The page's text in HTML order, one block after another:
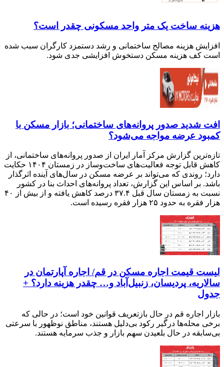
هزینه ساخت یک متر واحد مسکونی چقدر است؟
افزایش هزینه مصالح ساختمانی و رشد دستمزد کارگران سبب شده
است کف هزینه مسکن دستخوش افزایشی جدی شود.
افت شدید صدور پروانه‌های ساختمانی؛ بازار مسکن با
کمبود عرضه مواجه می‌شود؟
تازه‌ترین گزارش مرکز آمار ایران از صدور پروانه‌های ساختمانی، از
کاهش قابل توجه فعالیت‌های ساخت‌وساز در زمستان ۱۴۰۴ حکایت
دارد؛ روندی که می‌تواند بر عرضه مسکن در سال‌های آینده اثرگذار
باشد. بر اساس این گزارش، تعداد پروانه‌های احداث بنا در کشور
نسبت به زمستان سال قبل ۳۷.۴ درصد کاهش یافته و از بیش از ۴۰
هزار فقره به حدود ۲۵ هزار فقره رسیده است.
لیست قیمت اجاره مسکن در قم/ اجاره آپارتمان در
سالاریه، پردیسان، زنبیل‌آباد و… چقدر هزینه دارد؟ +
جدول
بازار اجاره قم در حال بازتعریف قوانین خود است؛ در حالی که
برخی محله‌ها درگیر رکود بی‌دلیل هستند، مناطق نوظهور با سرعتی
بی‌سابقه در حال بلعیدن سهم بازار و جذب سرمایه هستند.